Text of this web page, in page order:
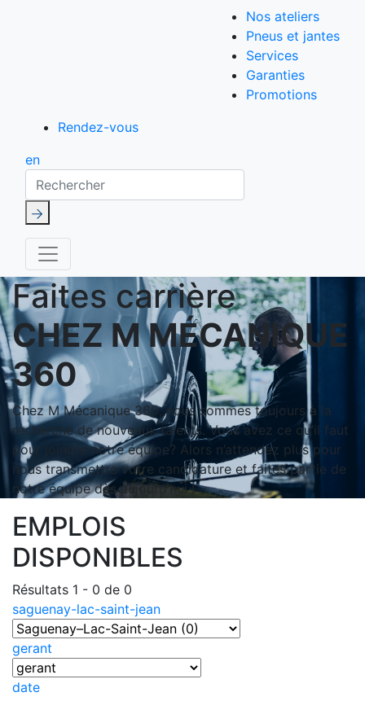
Nos ateliers
Pneus et jantes
Services
Garanties
Promotions
Rendez-vous
en
Rechercher
Faites carrière
CHEZ M MÉCANIQUE
360
Chez M Mécanique 360, nous sommes toujours à la
recherche de nouveaux talents. Vous avez ce qu’il faut
pour joindre notre équipe? Alors n’attendez plus pour
nous transmettre votre candidature et faites partie de
notre équipe dès aujourd’hui !
EMPLOIS
DISPONIBLES
Résultats 1 - 0 de 0
saguenay-lac-saint-jean
gerant
date